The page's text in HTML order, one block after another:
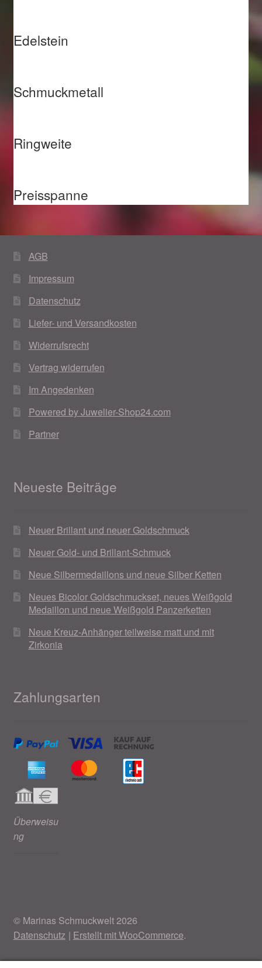
Edelstein
Schmuckmetall
Ringweite
Preisspanne
AGB
Impressum
Datenschutz
Liefer- und Versandkosten
Widerrufsrecht
Vertrag widerrufen
Im Angedenken
Powered by Juwelier-Shop24.com
Partner
Neueste Beiträge
Neuer Brillant und neuer Goldschmuck
Neuer Gold- und Brillant-Schmuck
Neue Silbermedaillons und neue Silber Ketten
Neues Bicolor Goldschmuckset, neues Weißgold
Medaillon und neue Weißgold Panzerketten
Neue Kreuz-Anhänger teilweise matt und mit
Zirkonia
Zahlungsarten
Überweisu
ng
© Marinas Schmuckwelt 2026
Datenschutz
Erstellt mit WooCommerce.